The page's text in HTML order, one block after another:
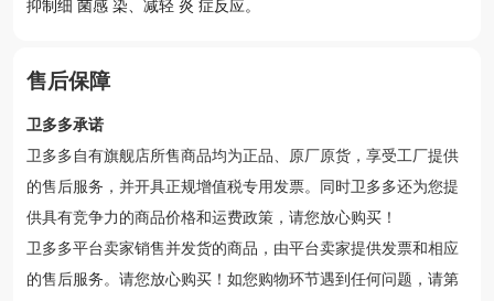
抑制细 菌感 染、减轻 炎 症反应。
售后保障
卫多多承诺
卫多多自有旗舰店所售商品均为正品、原厂原货，享受工厂提供
的售后服务，并开具正规增值税专用发票。同时卫多多还为您提
供具有竞争力的商品价格和运费政策，请您放心购买！
卫多多平台卖家销售并发货的商品，由平台卖家提供发票和相应
的售后服务。请您放心购买！如您购物环节遇到任何问题，请第